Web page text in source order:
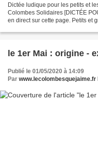
Dictée ludique pour les petits et
Colombes Solidaires [DICTÉE
en direct sur cette page. Petits et
le 1er Mai : origine -
Publié le 01/05/2020 à 14:09
Par